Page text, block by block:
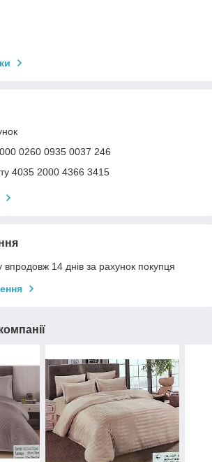
0260 0935 0037 246
4035 2000 4366 3415
14 днів за рахунок покупця